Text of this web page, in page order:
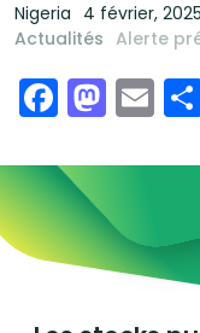
Nigeria
4 février, 2025
Actualités Alerte
Explorez le